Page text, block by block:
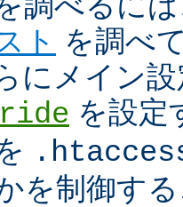
ト を調べ
にメイン
を設定
を制御す